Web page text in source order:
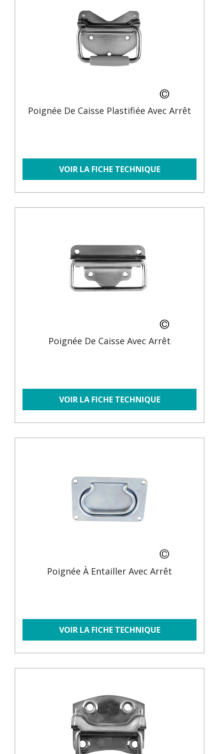
Poignée De Caisse Plastifiée Avec Arrêt
VOIR LA FICHE TECHNIQUE
Poignée De Caisse Avec Arrêt
VOIR LA FICHE TECHNIQUE
Poignée À Entailler Avec Arrêt
VOIR LA FICHE TECHNIQUE